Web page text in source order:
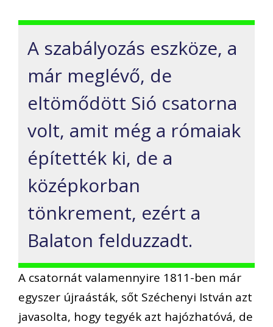
A szabályozás eszköze, a
már meglévő, de
eltömődött Sió csatorna
volt, amit még a rómaiak
építették ki, de a
középkorban
tönkrement, ezért a
Balaton felduzzadt.
A csatornát valamennyire 1811-ben már
egyszer újraásták, sőt Széchenyi István azt
javasolta, hogy tegyék azt hajózhatóvá, de